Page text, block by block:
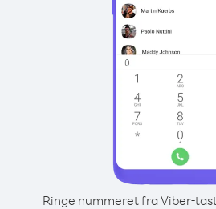
Ringe nummeret fra Viber-